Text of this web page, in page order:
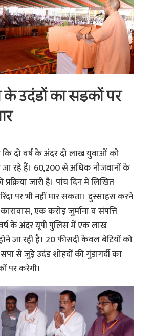
के उदंडों का सड़कों पर
कि दो वर्ष के अंदर दो लाख युवाओं को
जा रहे हैं। 60,200 से अधिक नौजवानों के
जारी है। पांच दिन में लिखित
पर भी नहीं मार सकता। दुस्साहस करने
एक करोड़ जुर्माना व संपत्ति
के अंदर यूपी पुलिस में एक लाख
जा रही है। 20 फीसदी केवल बेटियों को
से जुड़े उदंड शोहदों की गुंडागर्दी का
पर करेगी।